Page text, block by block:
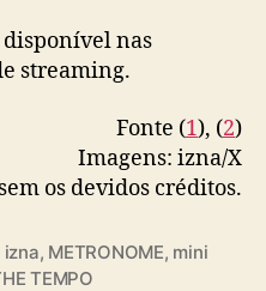
disponível nas
streaming.
Fonte (1), (2)
Imagens: izna/X
os devidos créditos.
izna, METRONOME, mini
TEMPO